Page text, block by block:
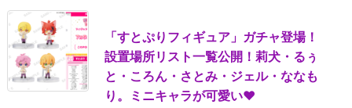
「すとぷりフィギュア」ガチャ登場！
設置場所リスト一覧公開！莉犬・るぅ
と・ころん・さとみ・ジェル・ななも
り。ミニキャラが可愛い♥